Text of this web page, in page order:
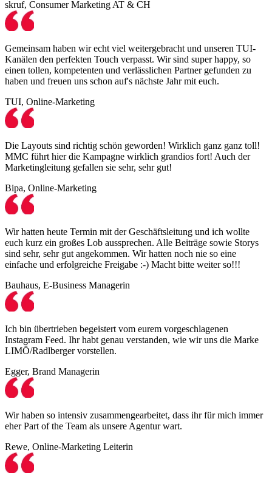
skruf, Consumer Marketing AT & CH
Gemeinsam haben wir echt viel weitergebracht und unseren TUI-
Kanälen den perfekten Touch verpasst. Wir sind super happy, so
einen tollen, kompetenten und verlässlichen Partner gefunden zu
haben und freuen uns schon auf's nächste Jahr mit euch.
TUI, Online-Marketing
Die Layouts sind richtig schön geworden! Wirklich ganz ganz toll!
MMC führt hier die Kampagne wirklich grandios fort! Auch der
Marketingleitung gefallen sie sehr, sehr gut!
Bipa, Online-Marketing
Wir hatten heute Termin mit der Geschäftsleitung und ich wollte
euch kurz ein großes Lob aussprechen. Alle Beiträge sowie Storys
sind sehr, sehr gut angekommen. Wir hatten noch nie so eine
einfache und erfolgreiche Freigabe :-) Macht bitte weiter so!!!
Bauhaus, E-Business Managerin
Ich bin übertrieben begeistert vom eurem vorgeschlagenen
Instagram Feed. Ihr habt genau verstanden, wie wir uns die Marke
LIMÖ/Radlberger vorstellen.
Egger, Brand Managerin
Wir haben so intensiv zusammengearbeitet, dass ihr für mich immer
eher Part of the Team als unsere Agentur wart.
Rewe, Online-Marketing Leiterin